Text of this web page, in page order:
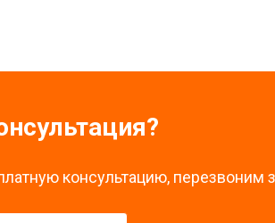
консультацию, перезвоним